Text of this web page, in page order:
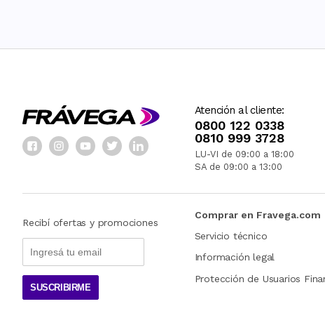
Atención al cliente:
0800 122 0338
0810 999 3728
LU-VI de 09:00 a 18:00
SA de 09:00 a 13:00
Recibí ofertas y promociones
SUSCRIBIRME
Comprar en Fravega.com
Servicio técnico
Información legal
Protección de Usuarios